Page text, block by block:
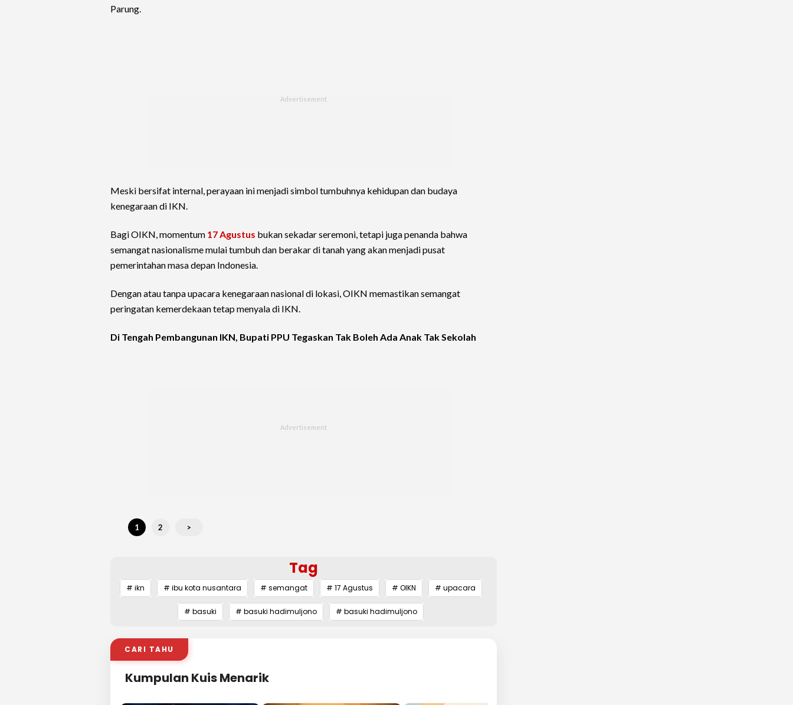
Parung.
Meski bersifat internal, perayaan ini menjadi simbol tumbuhnya kehidupan dan budaya
kenegaraan di IKN.
Bagi OIKN, momentum 17 Agustus bukan sekadar seremoni, tetapi juga penanda bahwa
semangat nasionalisme mulai tumbuh dan berakar di tanah yang akan menjadi pusat
pemerintahan masa depan Indonesia.
Dengan atau tanpa upacara kenegaraan nasional di lokasi, OIKN memastikan semangat
peringatan kemerdekaan tetap menyala di IKN.
Di Tengah Pembangunan IKN, Bupati PPU Tegaskan Tak Boleh Ada Anak Tak Sekolah
1 2 >
Tag
# ikn # ibu kota nusantara # semangat # 17 Agustus # OIKN # upacara
# basuki # basuki hadimuljono # basuki hadimuljono
CARI TAHU
Kumpulan Kuis Menarik